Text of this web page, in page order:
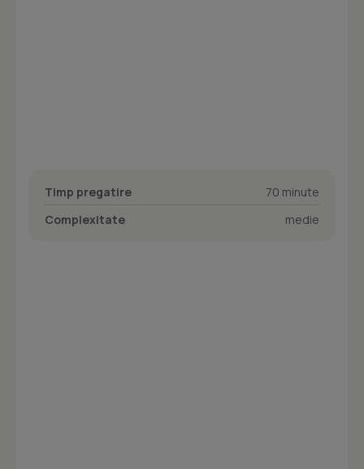
Timp pregatire
70 minute
Complexitate
medie